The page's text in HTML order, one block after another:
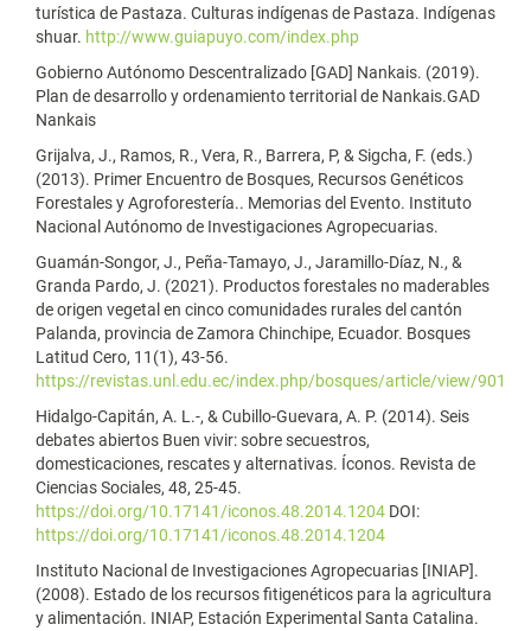
turística de Pastaza. Culturas indígenas de Pastaza. Indígenas
shuar. http://www.guiapuyo.com/index.php
Gobierno Autónomo Descentralizado [GAD] Nankais. (2019).
Plan de desarrollo y ordenamiento territorial de Nankais.GAD
Nankais
Grijalva, J., Ramos, R., Vera, R., Barrera, P, & Sigcha, F. (eds.)
(2013). Primer Encuentro de Bosques, Recursos Genéticos
Forestales y Agroforestería.. Memorias del Evento. Instituto
Nacional Autónomo de Investigaciones Agropecuarias.
Guamán-Songor, J., Peña-Tamayo, J., Jaramillo-Díaz, N., &
Granda Pardo, J. (2021). Productos forestales no maderables
de origen vegetal en cinco comunidades rurales del cantón
Palanda, provincia de Zamora Chinchipe, Ecuador. Bosques
Latitud Cero, 11(1), 43-56.
https://revistas.unl.edu.ec/index.php/bosques/article/view/901
Hidalgo-Capitán, A. L.-, & Cubillo-Guevara, A. P. (2014). Seis
debates abiertos Buen vivir: sobre secuestros,
domesticaciones, rescates y alternativas. Íconos. Revista de
Ciencias Sociales, 48, 25-45.
https://doi.org/10.17141/iconos.48.2014.1204 DOI:
https://doi.org/10.17141/iconos.48.2014.1204
Instituto Nacional de Investigaciones Agropecuarias [INIAP].
(2008). Estado de los recursos fitigenéticos para la agricultura
y alimentación. INIAP, Estación Experimental Santa Catalina.